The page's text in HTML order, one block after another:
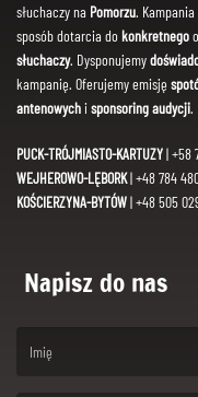
słuchaczy na Pomorzu.
sposób dotarcia dokonkretnego
słuchaczy. Dysponujemy
kampanię. Oferujemy emisję
antenowychi sponsoring audycji.
PUCK-TRÓJMIASTO-KARTUZY| +58
WEJHEROWO-LĘBORK| +48 784
KOŚCIERZYNA-BYTÓW| +48 505
Napisz do nas